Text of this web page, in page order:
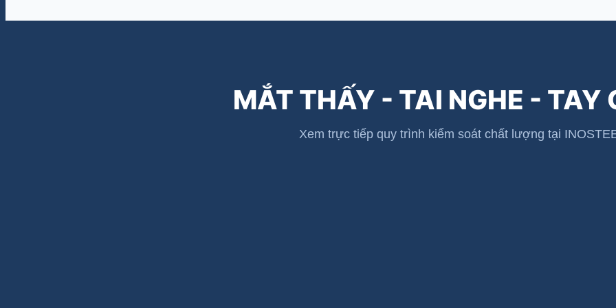
MẮT THẤY - TAI NGHE - TAY
Xem trực tiếp quy trình kiểm soát chất lượng tại